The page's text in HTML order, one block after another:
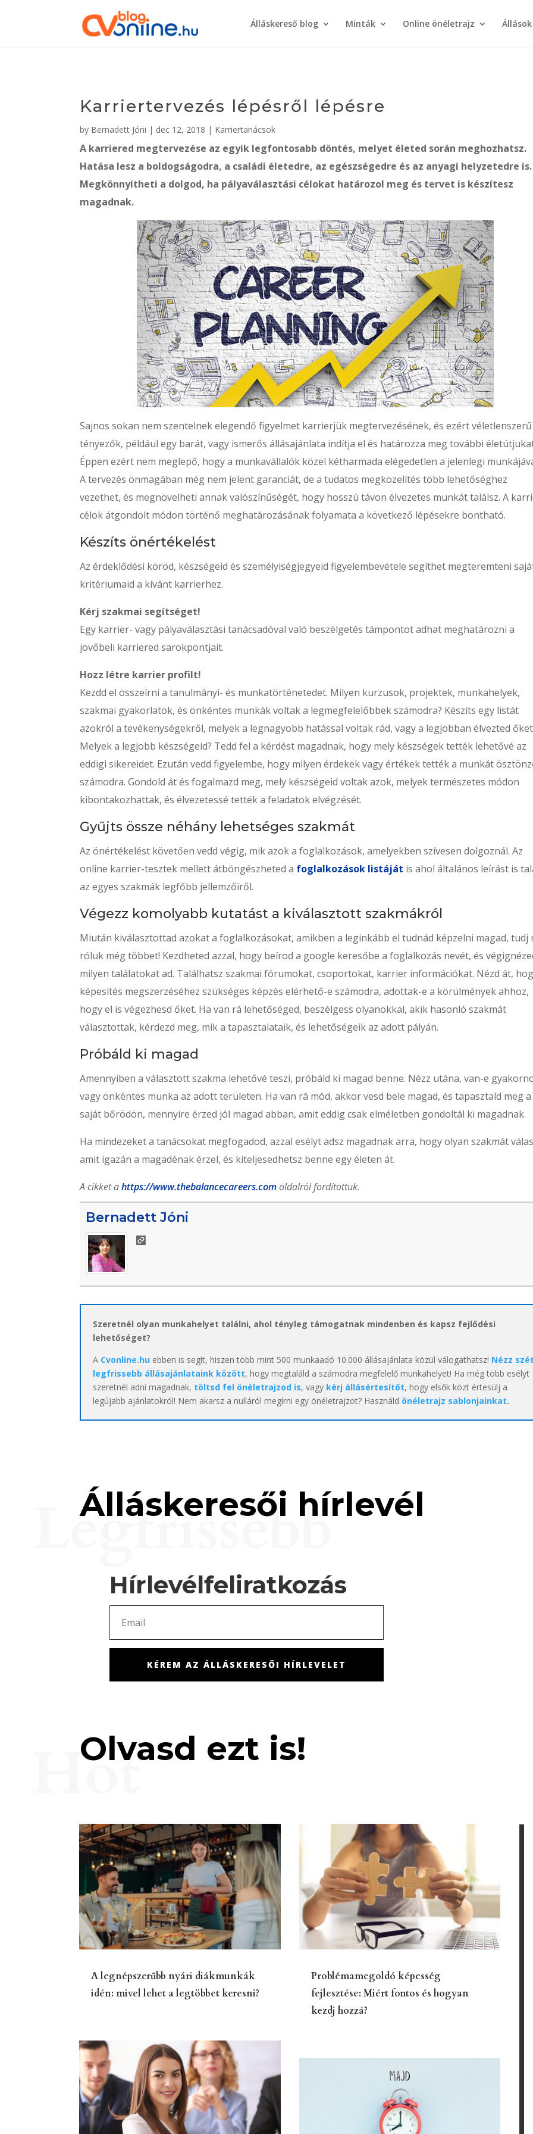
Álláskereső blog Minták Online önéletrajz Állások
Karriertervezés lépésről lépésre
by Bernadett Jóni | dec 12, 2018 | Karriertanácsok
A karriered megtervezése az egyik legfontosabb döntés, melyet életed során meghozhatsz.
Hatása lesz a boldogságodra, a családi életedre, az egészségedre és az anyagi helyzetedre is.
Megkönnyítheti a dolgod, ha pályaválasztási célokat határozol meg és tervet is készítesz
magadnak.
Sajnos sokan nem szentelnek elegendő figyelmet karrierjük megtervezésének, és ezért véletlenszerű
tényezők, például egy barát, vagy ismerős állásajánlata indítja el és határozza meg további
Éppen ezért nem meglepő, hogy a munkavállalók közel kétharmada elégedetlen a jelenlegi
A tervezés önmagában még nem jelent garanciát, de a tudatos megközelítés több lehetőséghez
vezethet, és megnövelheti annak valószínűségét, hogy hosszú távon élvezetes munkát találsz. A
célok átgondolt módon történő meghatározásának folyamata a következő lépésekre bontható.
Készíts önértékelést
Az érdeklődési köröd, készségeid és személyiségjegyeid figyelembevétele segíthet megteremteni
kritériumaid a kívánt karrierhez.
Kérj szakmai segítséget!
Egy karrier- vagy pályaválasztási tanácsadóval való beszélgetés támpontot adhat meghatározni a
jövőbeli karriered sarokpontjait.
Hozz létre karrier profilt!
Kezdd el összeírni a tanulmányi- és munkatörténetedet. Milyen kurzusok, projektek, munkahelyek,
szakmai gyakorlatok, és önkéntes munkák voltak a legmegfelelőbbek számodra? Készíts egy listát
azokról a tevékenységekről, melyek a legnagyobb hatással voltak rád, vagy a legjobban élvezted
Melyek a legjobb készségeid? Tedd fel a kérdést magadnak, hogy mely készségek tették lehetővé az
eddigi sikereidet. Ezután vedd figyelembe, hogy milyen érdekek vagy értékek tették a munkát
számodra. Gondold át és fogalmazd meg, mely készségeid voltak azok, melyek természetes módon
kibontakozhattak, és élvezetessé tették a feladatok elvégzését.
Gyűjts össze néhány lehetséges szakmát
Az önértékelést követően vedd végig, mik azok a foglalkozások, amelyekben szívesen dolgoznál. Az
online karrier-tesztek mellett átböngészheted a foglalkozások listáját is ahol általános leírást is
az egyes szakmák legfőbb jellemzőiről.
Végezz komolyabb kutatást a kiválasztott szakmákról
Miután kiválasztottad azokat a foglalkozásokat, amikben a leginkább el tudnád képzelni magad, tudj
róluk még többet! Kezdheted azzal, hogy beírod a google keresőbe a foglalkozás nevét, és
milyen találatokat ad. Találhatsz szakmai fórumokat, csoportokat, karrier információkat. Nézd át,
képesítés megszerzéséhez szükséges képzés elérhető-e számodra, adottak-e a körülmények ahhoz,
hogy el is végezhesd őket. Ha van rá lehetőséged, beszélgess olyanokkal, akik hasonló szakmát
választottak, kérdezd meg, mik a tapasztalataik, és lehetőségeik az adott pályán.
Próbáld ki magad
Amennyiben a választott szakma lehetővé teszi, próbáld ki magad benne. Nézz utána, van-e
vagy önkéntes munka az adott területen. Ha van rá mód, akkor vesd bele magad, és tapasztald meg a
saját bőrödön, mennyire érzed jól magad abban, amit eddig csak elméletben gondoltál ki magadnak.
Ha mindezeket a tanácsokat megfogadod, azzal esélyt adsz magadnak arra, hogy olyan szakmát
amit igazán a magadénak érzel, és kiteljesedhetsz benne egy életen át.
A cikket ahttps://www.thebalancecareers.comoldalról fordítottuk.
Bernadett Jóni
Szeretnél olyan munkahelyet találni, ahol tényleg támogatnak mindenben és kapsz fejlődési
lehetőséget?
A Cvonline.hu ebben is segít, hiszen több mint 500 munkaadó 10.000 állásajánlata közül válogathatsz! Nézz
legfrissebb állásajánlataink között, hogy megtaláld a számodra megfelelő munkahelyet! Ha még több esélyt
szeretnél adni magadnak, töltsd fel önéletrajzod is, vagy kérj állásértesítőt, hogy elsők közt értesülj a
legújabb ajánlatokról! Nem akarsz a nulláról megírni egy önéletrajzot? Használd önéletrajz sablonjainkat.
Álláskeresői hírlevél
Legfrissebb
Hírlevélfeliratkozás
KÉREM AZ ÁLLÁSKERESŐI HÍRLEVELET
Olvasd ezt is!
Hot
A legnépszerűbb nyári diákmunkák
idén: mivel lehet a legtöbbet keresni?
Problémamegoldó képesség
fejlesztése: Miért fontos és hogyan
kezdj hozzá?